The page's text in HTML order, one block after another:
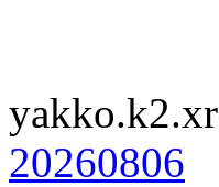
20260806